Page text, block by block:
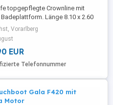
topgepflegte Crownline mit
Länge 8.10 x 2.60
V8 5,7L Motor und Antrieb
90 Stunden ) Vorgeführt bis ende
Batterien, Ladegerät, Pumpen,
Heißwasser Dusche im
Boot, el. Ankerwinde, WC,
...
Vorarlberg
EUR
Telefonnummer
Gala F420 mit
Motor